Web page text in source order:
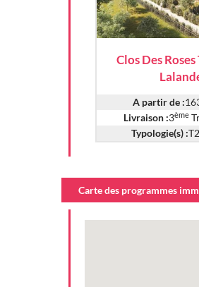
Clos Des
A partir de :
Livraison :3ème
Typologie(s) :
Carte des programmes